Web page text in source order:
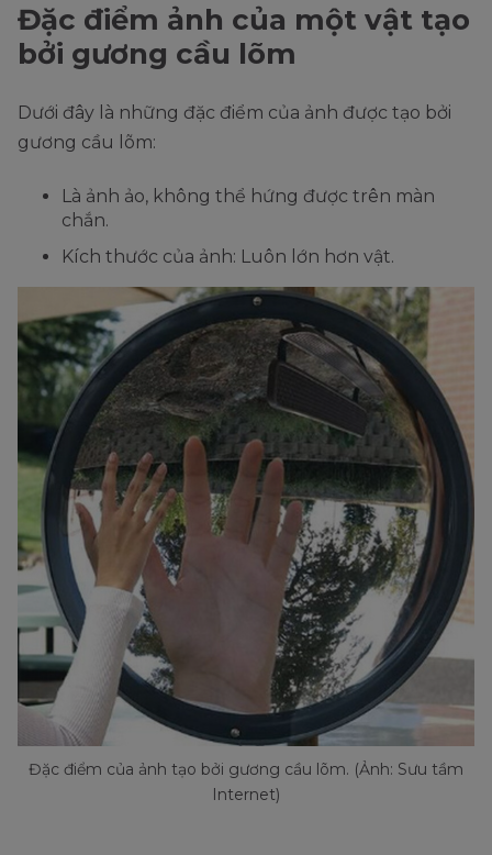
Đặc điểm ảnh của một vật tạo
bởi gương cầu lõm
Dưới đây là những đặc điểm của ảnh được tạo bởi
gương cầu lõm:
Là ảnh ảo, không thể hứng được trên màn
chắn.
Kích thước của ảnh: Luôn lớn hơn vật.
Đặc điểm của ảnh tạo bởi gương cầu lõm. (Ảnh: Sưu tầm
Internet)